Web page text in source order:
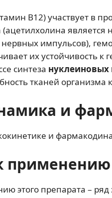
В12) участвует в
(ацетилхолина
импульсов),
их устойчивость
синтеза нуклеиновых
тканей организма
и
и
этого препарата –